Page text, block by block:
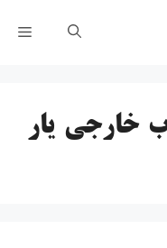
خارجی یار